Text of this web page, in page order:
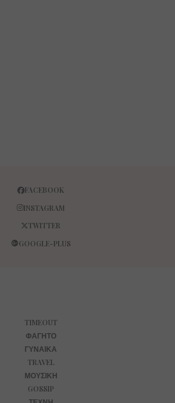
FACEBOOK
INSTAGRAM
TWITTER
GOOGLE-PLUS
TIMEOUT
ΦΑΓΗΤΌ
ΓΥΝΑΊΚΑ
TRAVEL
ΜΟΥΣΙΚΉ
GOSSIP